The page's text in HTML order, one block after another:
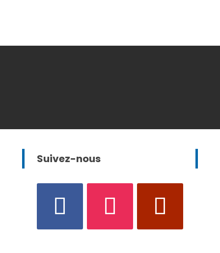
Suivez-nous